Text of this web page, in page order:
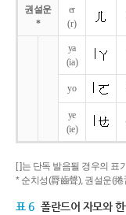
권설운
*
er
(r)
ya
(ia)
yo
ye
(ie)
[ ]는 단독 발음될 경우의 표
* 순치성(脣齒聲), 권설운(捲
표 6 폴란드어 자모와